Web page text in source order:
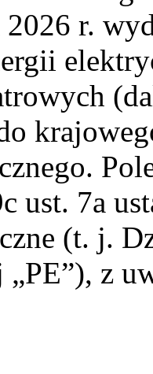
r.
ust. 7a
(t. j.
z